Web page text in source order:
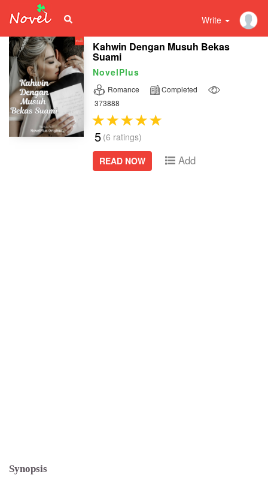
Write
Kahwin Dengan Musuh Bekas
Suami
NovelPlus
Romance
Completed
373888
5 (6 ratings)
READ NOW
Add
Synopsis